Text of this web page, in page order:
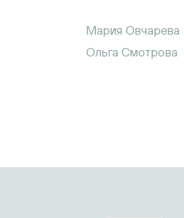
Мария Овчарева
Ольга Смотрова